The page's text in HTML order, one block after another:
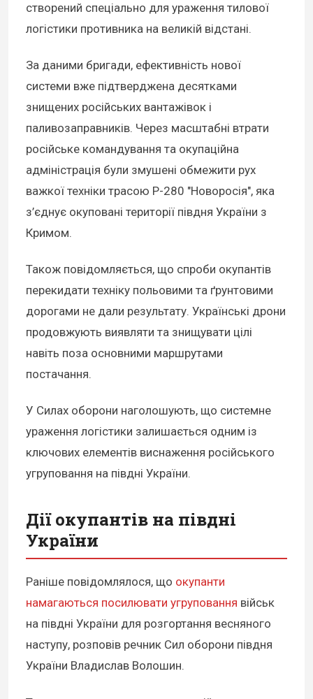
створений спеціально для ураження тилової
логістики противника на великій відстані.
За даними бригади, ефективність нової
системи вже підтверджена десятками
знищених російських вантажівок і
паливозаправників. Через масштабні втрати
російське командування та окупаційна
адміністрація були змушені обмежити рух
важкої техніки трасою Р-280 "Новоросія", яка
з’єднує окуповані території півдня України з
Кримом.
Також повідомляється, що спроби окупантів
перекидати техніку польовими та ґрунтовими
дорогами не дали результату. Українські дрони
продовжують виявляти та знищувати цілі
навіть поза основними маршрутами
постачання.
У Силах оборони наголошують, що системне
ураження логістики залишається одним із
ключових елементів виснаження російського
угруповання на півдні України.
Дії окупантів на півдні
України
Раніше повідомлялося, що окупанти
намагаються посилювати угруповання військ
на півдні України для розгортання весняного
наступу, розповів речник Сил оборони півдня
України Владислав Волошин.